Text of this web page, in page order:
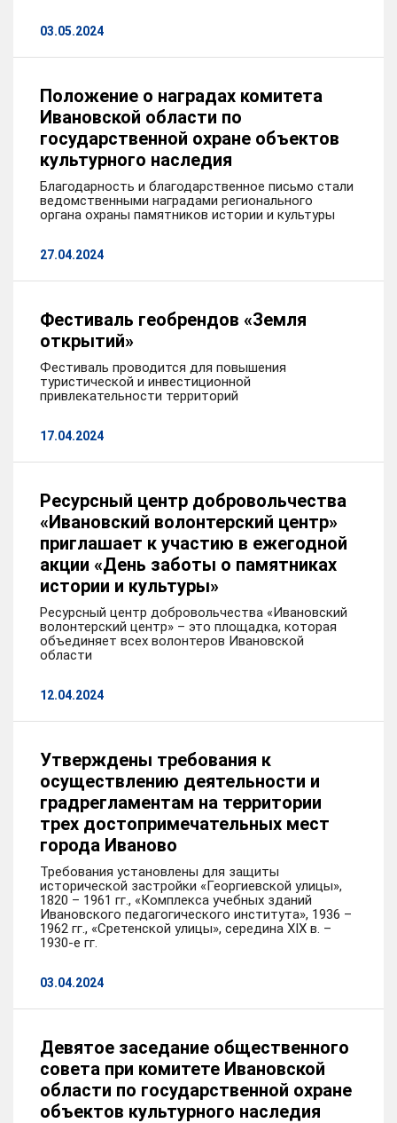
03.05.2024
Положение о наградах комитета
Ивановской области по
государственной охране объектов
культурного наследия
Благодарность и благодарственное письмо стали
ведомственными наградами регионального
органа охраны памятников истории и культуры
27.04.2024
Фестиваль геобрендов «Земля
открытий»
Фестиваль проводится для повышения
туристической и инвестиционной
привлекательности территорий
17.04.2024
Ресурсный центр добровольчества
«Ивановский волонтерский центр»
приглашает к участию в ежегодной
акции «День заботы о памятниках
истории и культуры»
Ресурсный центр добровольчества «Ивановский
волонтерский центр» – это площадка, которая
объединяет всех волонтеров Ивановской
области
12.04.2024
Утверждены требования к
осуществлению деятельности и
градрегламентам на территории
трех достопримечательных мест
города Иваново
Требования установлены для защиты
исторической застройки «Георгиевской улицы»,
1820 – 1961 гг., «Комплекса учебных зданий
Ивановского педагогического института», 1936 –
1962 гг., «Сретенской улицы», середина XIX в. –
1930-е гг.
03.04.2024
Девятое заседание общественного
совета при комитете Ивановской
области по государственной охране
объектов культурного наследия